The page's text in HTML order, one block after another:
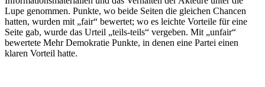
Lupe genommen. Punkte, wo beide Seiten die gleichen Chancen
hatten, wurden mit „fair“ bewertet; wo es leichte Vorteile für eine
Seite gab, wurde das Urteil „teils-teils“ vergeben. Mit „unfair“
bewertete Mehr Demokratie Punkte, in denen eine Partei einen
klaren Vorteil hatte.